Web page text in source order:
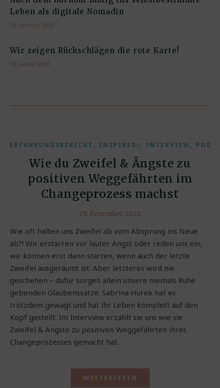
Leben als digitale Nomadin
23. Februar 2023
Wir zeigen Rückschlägen die rote Karte!
19. Januar 2023
ERFAHRUNGSBERICHT , INSPIRED! , INTERVIEW ,
Wie du Zweifel & Ängste zu
positiven Weggefährten im
Changeprozess machst
29. Dezember 2022
Wie oft halten uns Zweifel ab vom Absprung ins Neue
ab?! Wir erstarren vor lauter Angst oder reden uns ein,
wir können erst dann starten, wenn auch der letzte
Zweifel ausgeräumt ist. Aber letzteres wird nie
geschehen – dafür sorgen allein unsere niemals Ruhe
gebenden Glaubenssätze. Sabrina Hurek hat es
trotzdem gewagt und hat ihr Leben komplett auf den
Kopf gestellt. Im Interview erzählt sie uns wie sie
Zweifel & Ängste zu positiven Weggefährten ihres
Changeprozesses gemacht hat.
WEITERLESEN